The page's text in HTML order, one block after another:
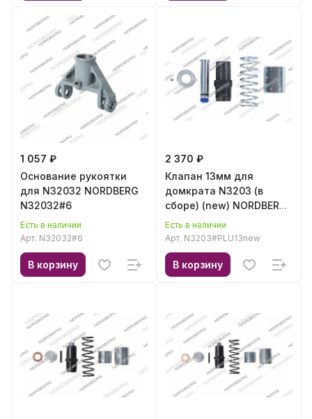
1 057 ₽
Основание рукоятки
для N32032 NORDBERG
N32032#6
Есть в наличии
Арт. N32032#6
В корзину
2 370 ₽
Клапан 13мм для
домкрата N3203 (в
сборе) (new) NORDBERG
N3203#PLU13new
Есть в наличии
Арт. N3203#PLU13new
В корзину